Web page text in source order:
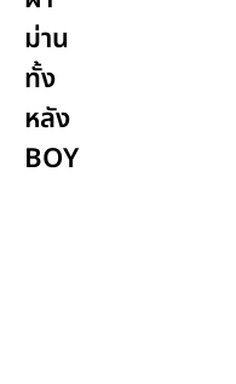
ม่าน
ทั้ง
หลัง
BOY